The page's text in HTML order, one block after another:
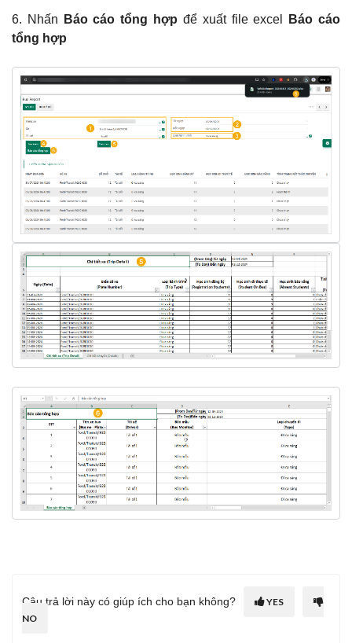
6. Nhấn Báo cáo tổng hợp để xuất file excel
Báo cáo
tổng hợp
Câu trả lời này có giúp ích cho bạn không?
YES
NO